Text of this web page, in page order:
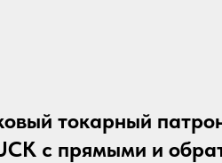
токарный
с прямыми и